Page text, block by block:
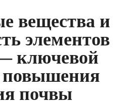
вещества и
элементов
ключевой
повышения
почвы